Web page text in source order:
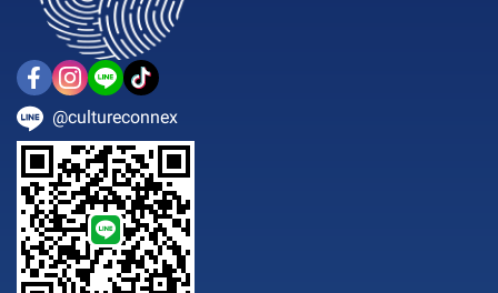
@cultureconnex